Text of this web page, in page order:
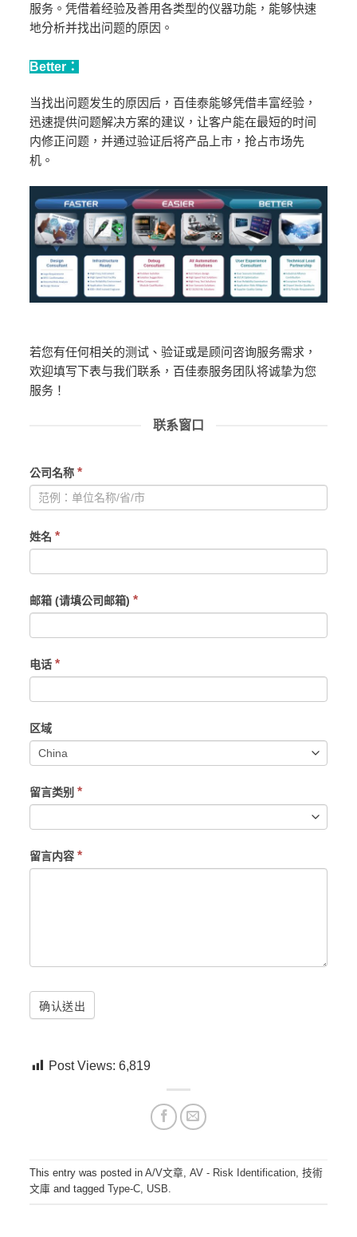
服务。凭借着经验及善用各类型的仪器功能，能够快速
地分析并找出问题的原因。
Better：
当找出问题发生的原因后，百佳泰能够凭借丰富经验，
迅速提供问题解决方案的建议，让客户能在最短的时间
内修正问题，并通过验证后将产品上市，抢占市场先
机。
若您有任何相关的测试、验证或是顾问咨询服务需求，
欢迎填写下表与我们联系，百佳泰服务团队将诚挚为您
服务！
联系窗口
If
you
are
leave
blank.
公司名称*
姓名*
邮箱 (请填公司邮箱)*
电话*
区域
留言类别*
留言内容*
确认送出
Post Views:6,819
This entry was posted inA/V文章,AV - Risk Identification,技術
文庫 and taggedType-C, USB.